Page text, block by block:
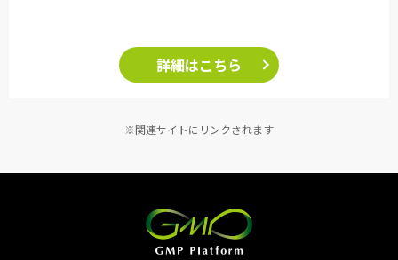
詳細はこちら
※関連サイトにリンクされます